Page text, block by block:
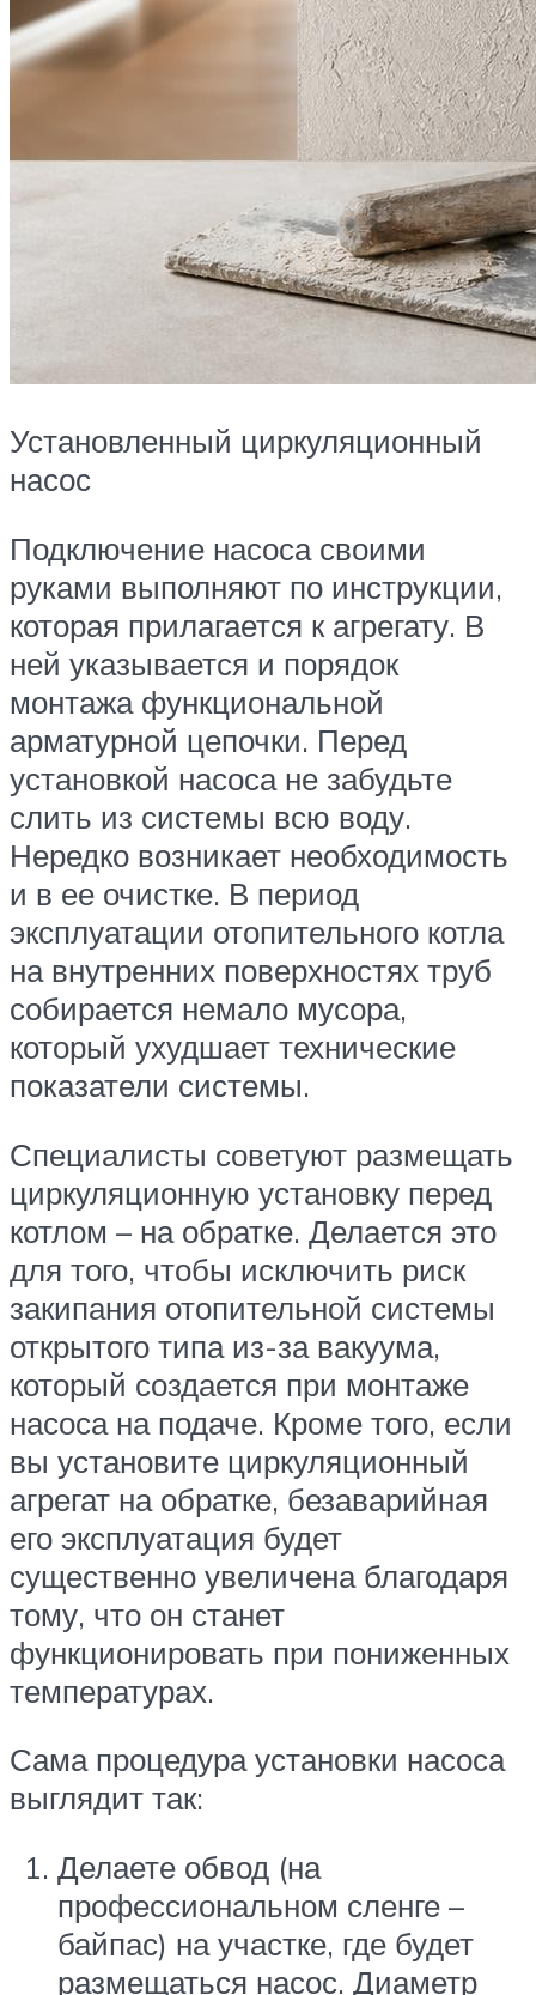
Установленный циркуляционный
насос
Подключение насоса своими
руками выполняют по инструкции,
которая прилагается к агрегату. В
ней указывается и порядок
монтажа функциональной
арматурной цепочки. Перед
установкой насоса не забудьте
слить из системы всю воду.
Нередко возникает необходимость
и в ее очистке. В период
эксплуатации отопительного котла
на внутренних поверхностях труб
собирается немало мусора,
который ухудшает технические
показатели системы.
Специалисты советуют размещать
циркуляционную установку перед
котлом – на обратке. Делается это
для того, чтобы исключить риск
закипания отопительной системы
открытого типа из-за вакуума,
который создается при монтаже
насоса на подаче. Кроме того, если
вы установите циркуляционный
агрегат на обратке, безаварийная
его эксплуатация будет
существенно увеличена благодаря
тому, что он станет
функционировать при пониженных
температурах.
Сама процедура установки насоса
выглядит так:
Делаете обвод (на
профессиональном сленге –
байпас) на участке, где будет
размещаться насос. Диаметр